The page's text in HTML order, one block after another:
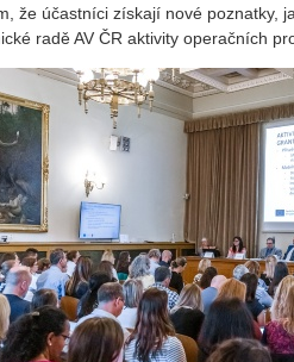
že účastníci získají nové poznatky,
radě AV ČR aktivity operačních